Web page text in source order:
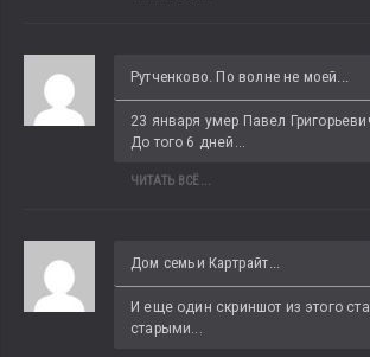
Рутченково. По волне не моей...
23 января умер Павел
До того 6 дней...
ЧИТАТЬ ВСЁ...
Дом семьи Картрайт...
И еще один скриншот из этого
старыми...